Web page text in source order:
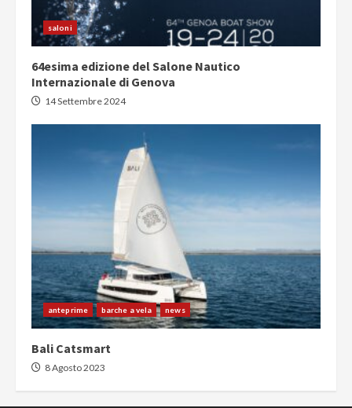
saloni
64esima edizione del Salone Nautico
Internazionale di Genova
14 Settembre 2024
anteprime barche a vela news
Bali Catsmart
8 Agosto 2023